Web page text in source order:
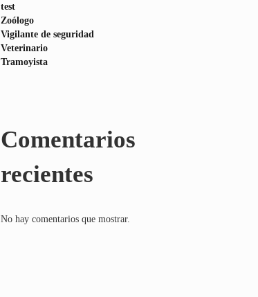
test
Zoólogo
Vigilante de seguridad
Veterinario
Tramoyista
Comentarios
recientes
No hay comentarios que mostrar.